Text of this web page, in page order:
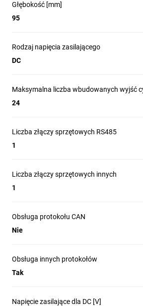
Głębokość [mm]
95
Rodzaj napięcia zasilającego
DC
Maksymalna liczba wbudowanych wyjść
24
Liczba złączy sprzętowych RS485
1
Liczba złączy sprzętowych innych
1
Obsługa protokołu CAN
Nie
Obsługa innych protokołów
Tak
Napięcie zasilające dla DC [V]